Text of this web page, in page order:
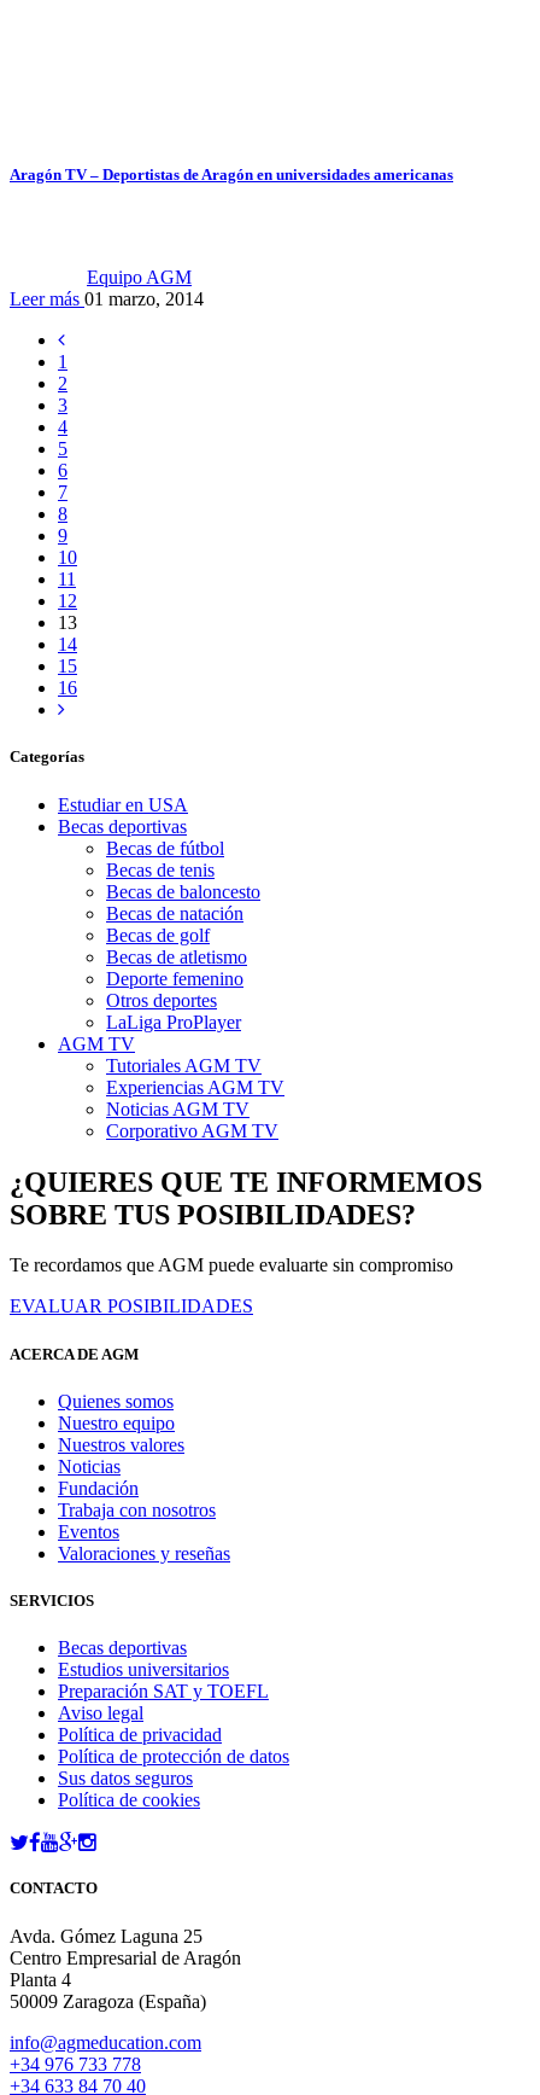
Aragón TV – Deportistas de Aragón en universidades americanas
Equipo AGM
Leer más 01 marzo, 2014
1
2
3
4
5
6
7
8
9
10
11
12
13
14
15
16
Categorías
Estudiar en USA
Becas deportivas
Becas de fútbol
Becas de tenis
Becas de baloncesto
Becas de natación
Becas de golf
Becas de atletismo
Deporte femenino
Otros deportes
LaLiga ProPlayer
AGM TV
Tutoriales AGM TV
Experiencias AGM TV
Noticias AGM TV
Corporativo AGM TV
¿QUIERES QUE TE INFORMEMOS
SOBRE TUS POSIBILIDADES?
Te recordamos que AGM puede evaluarte sin compromiso
EVALUAR POSIBILIDADES
ACERCA DE AGM
Quienes somos
Nuestro equipo
Nuestros valores
Noticias
Fundación
Trabaja con nosotros
Eventos
Valoraciones y reseñas
SERVICIOS
Becas deportivas
Estudios universitarios
Preparación SAT y TOEFL
Aviso legal
Política de privacidad
Política de protección de datos
Sus datos seguros
Política de cookies
CONTACTO
Avda. Gómez Laguna 25
Centro Empresarial de Aragón
Planta 4
50009 Zaragoza (España)
info@agmeducation.com
+34 976 733 778
+34 633 84 70 40